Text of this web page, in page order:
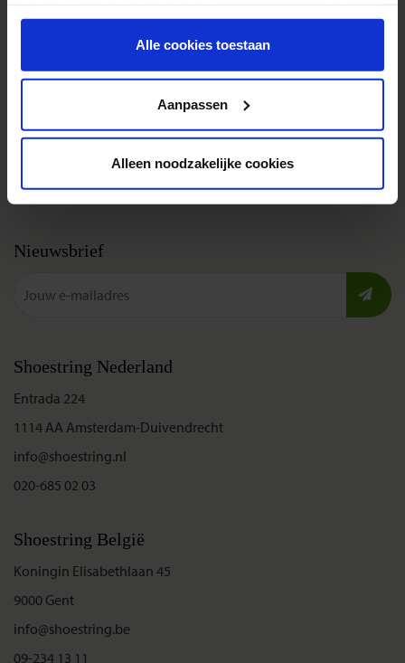
onder aan de pagina op elk gewenst moment voor de
toekomst wijzigen.Alle cookies toestaan
Aanpassen
Alleen noodzakelijke cookies
Bel, mail of chat met ons
Cookies instellingen
Disclaimer & copyright
Vacatures
Nieuwsbrief
Shoestring Nederland
Entrada 224
1114 AA Amsterdam-Duivendrecht
info@shoestring.nl
020-685 02 03
Shoestring België
Koningin Elisabethlaan 45
9000 Gent
info@shoestring.be
09-234 13 11